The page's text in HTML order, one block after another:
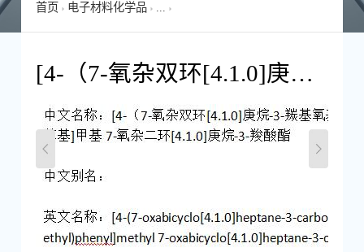
首页 电子材料化学品 ... [4-（7-氧杂双环[4.1.0]庚烷-3-羰基
[4-（7-氧杂双环[4.1.0]庚烷-3-羰基氧基甲基） 苯基]甲基7-氧杂二环[4.1.0]庚烷-3-羧酸酯